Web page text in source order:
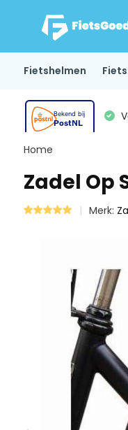
Fietshelmen
Home
Zadel Op
Merk: